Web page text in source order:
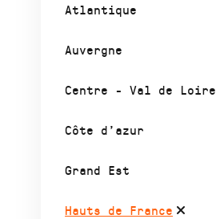
Atlantique
Auvergne
Centre - Val de Loire
Côte d’azur
Grand Est
Hauts de France